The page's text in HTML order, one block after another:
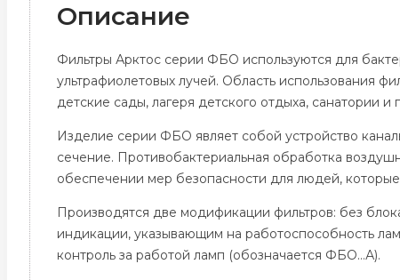
Описание
Фильтры Арктос серии ФБО используются для
ультрафиолетовых лучей. Область использования
детские сады, лагеря детского отдыха, санатории
Изделие серии ФБО являет собой устройство
сечение. Противобактериальная обработка
обеспечении мер безопасности для людей,
Производятся две модификации фильтров: без
индикации, указывающим на работоспособность
контроль за работой ламп (обозначается ФБО…А).